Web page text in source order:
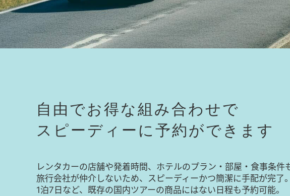
自由でお得な組み合わせで
スピーディーに予約ができます
レンタカーの店舗や発着時間、ホテルのプラン・部屋・食事条件
旅行会社が仲介しないため、スピーディーかつ簡潔に手配が完了。
1泊7日など、既存の国内ツアーの商品にはない日程も予約可能。